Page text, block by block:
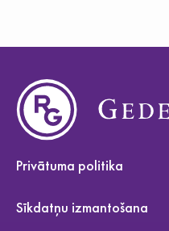
Privātuma politika
Sīkdatņu izmantošana